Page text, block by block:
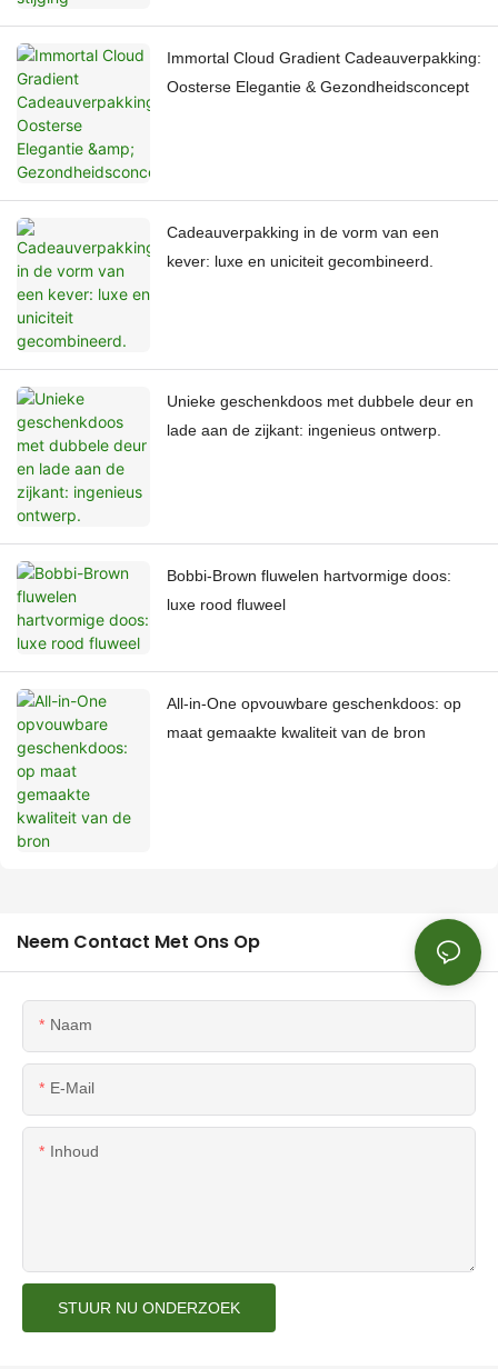
Immortal Cloud Gradient Cadeauverpakking:
Oosterse Elegantie & Gezondheidsconcept
Cadeauverpakking in de vorm van een
kever: luxe en uniciteit gecombineerd.
Unieke geschenkdoos met dubbele deur en
lade aan de zijkant: ingenieus ontwerp.
Bobbi-Brown fluwelen hartvormige doos:
luxe rood fluweel
All-in-One opvouwbare geschenkdoos: op
maat gemaakte kwaliteit van de bron
Neem Contact Met Ons Op
Naam
E-Mail
Inhoud
STUUR NU ONDERZOEK